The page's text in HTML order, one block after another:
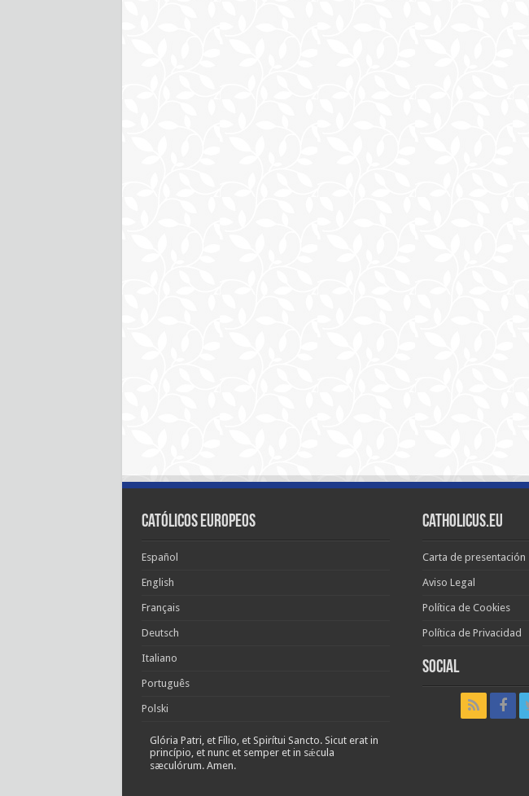
Católicos Europeos
Español
English
Français
Deutsch
Italiano
Português
Polski
Glória Patri, et Fílio, et Spirítui Sancto. Sicut erat in
princípio, et nunc et semper et in sǽcula
sæculórum. Amen.
Catholicus.eu
Carta de presentación
Aviso Legal
Política de Cookies
Política de Privacidad
Social